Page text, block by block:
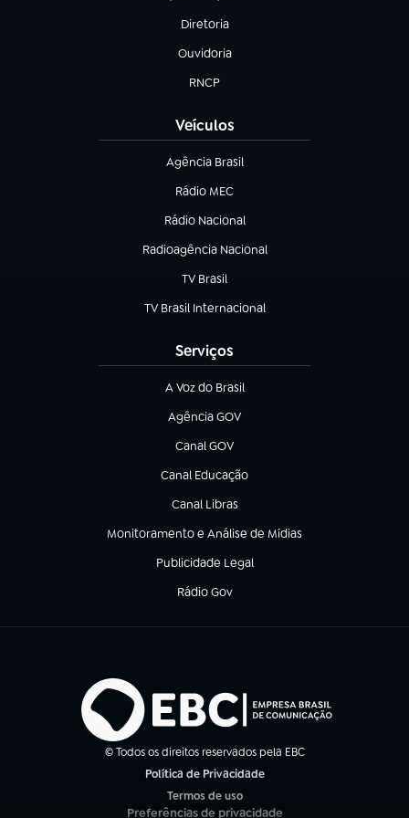
Diretoria
(abre em nova aba)
Ouvidoria
(abre em nova aba)
RNCP
(abre em nova aba)
Veículos
Agência Brasil
(abre em nova aba)
Rádio MEC
(abre em nova aba)
Rádio Nacional
Radioagência Nacional
(abre em nova aba)
TV Brasil
(abre em nova aba)
TV Brasil Internacional
(abre em nova aba)
Serviços
A Voz do Brasil
(abre em nova aba)
Agência GOV
(abre em nova aba)
Canal GOV
(abre em nova aba)
Canal Educação
(abre em nova aba)
Canal Libras
(abre em nova aba)
Monitoramento e Análise de Mídias
(abre em nova aba)
Publicidade Legal
(abre em nova aba)
Rádio Gov
(abre em nova aba)
© Todos os direitos reservados pela EBC
Política de Privacidade
Termos de uso
(abre em nova aba)
Preferências de privacidade